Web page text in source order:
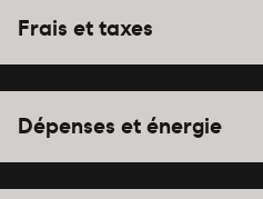
Frais et taxes
Dépenses et énergie